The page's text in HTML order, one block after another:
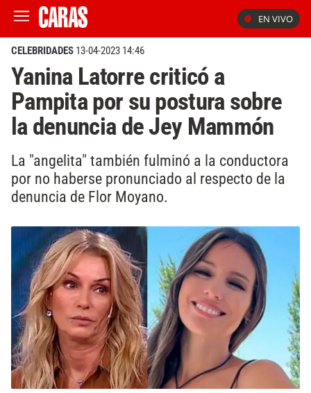
EN VIVO
CELEBRIDADES 13-04-2023 14:46
Yanina Latorre criticó a
Pampita por su postura sobre
la denuncia de Jey Mammón
La "angelita" también fulminó a la conductora
por no haberse pronunciado al respecto de la
denuncia de Flor Moyano.